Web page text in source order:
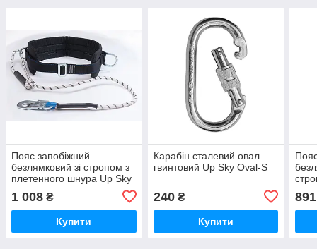
Пояс запобіжний
безлямковий зі стропом з
плетенного шнура Up Sky
1 008 ₴
Купити
Карабін сталевий овал
гвинтовий Up Sky Oval-S
240₴
Купити
891